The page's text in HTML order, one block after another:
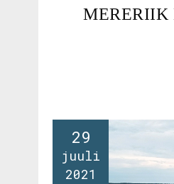
MERERIIK
29
juuli
2021